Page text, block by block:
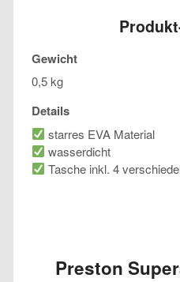
Preston
Gewicht
0,5 kg
Details
starres EVA Material
wasserdicht
Tasche inkl. 4